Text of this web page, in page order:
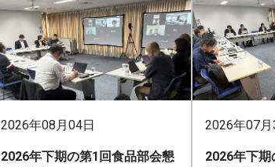
2026年08月04日
2026年下期の第1回食品部会懇
2026年07
2026年下